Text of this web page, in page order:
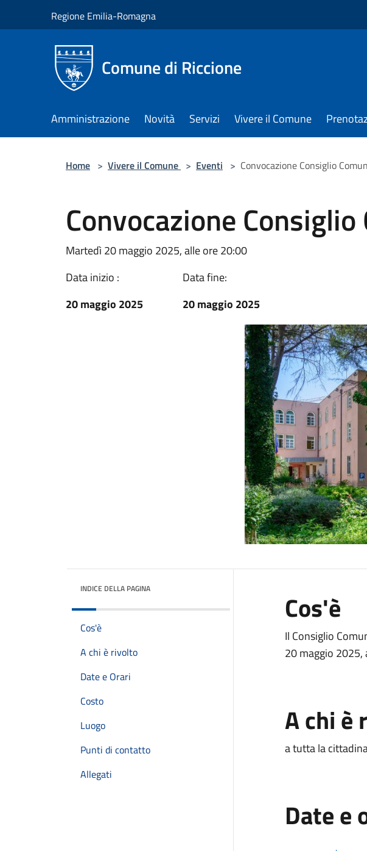
Regione Emilia-Romagna
Comune di Riccione
Amministrazione Novità Servizi Vivere il Comune
Home > Vivere il Comune > Eventi > Convocazione Consiglio
Convocazione
Martedì 20 maggio 2025, alle ore 20:00
Data inizio :
20 maggio 2025
Data fine:
20 maggio 2025
INDICE DELLA PAGINA
Cos'è
A chi è rivolto
Date e Orari
Costo
Luogo
Punti di contatto
Allegati
Cos'è
Il Consiglio
20 maggio
A chi è
a tutta la
Date e